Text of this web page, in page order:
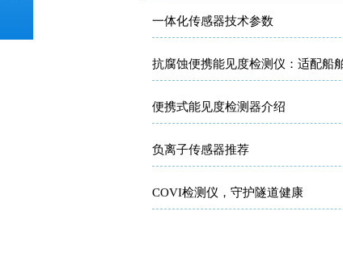
一体化传感器技术参数
便携式能见度检测器介绍
负离子传感器推荐
COVI检测仪，守护隧道健康